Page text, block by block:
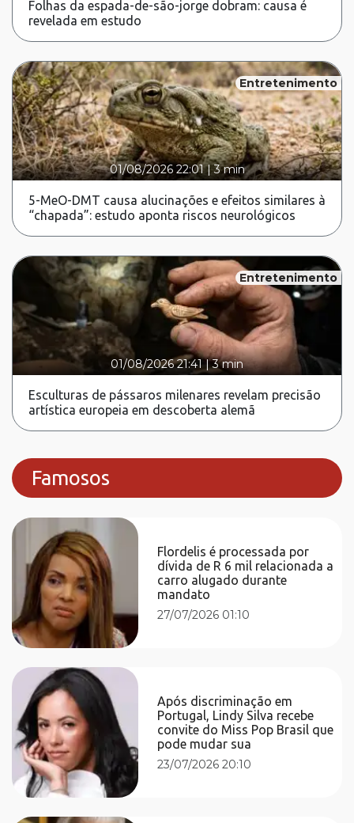
Folhas da espada-de-são-jorge dobram: causa é
revelada em estudo
Entretenimento
01/08/2026 22:01|3 min
5-MeO-DMT causa alucinações e efeitos similares à
“chapada”: estudo aponta riscos neurológicos
Entretenimento
01/08/2026 21:41 |3 min
Esculturas de pássaros milenares revelam precisão
artística europeia em descoberta alemã
Famosos
Flordelis é processada por
dívida de R 6 mil relacionada a
carro alugado durante
mandato
27/07/2026 01:10
Após discriminação em
Portugal, Lindy Silva recebe
convite do Miss Pop Brasil que
pode mudar sua
23/07/2026 20:10